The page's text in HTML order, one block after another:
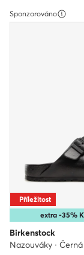
Sponzorováno
extra -35%
Příležitost
Birkenstock
Nazouváky · Černá